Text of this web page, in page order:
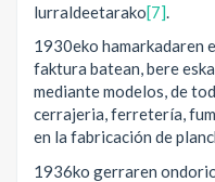
lurraldeetarako[7]
1930eko hamarkadaren
faktura batean, bere
mediante modelos, de
cerrajeria, ferretería,
en la fabricación de
1936ko gerraren